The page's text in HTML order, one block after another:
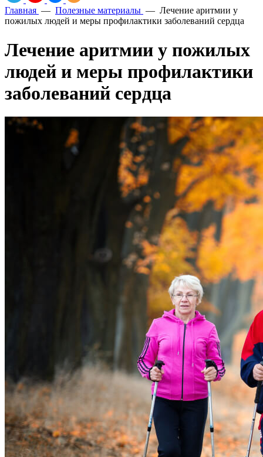
Главная — Полезные материалы — Лечение аритмии у
пожилых людей и меры профилактики заболеваний сердца
Лечение аритмии у пожилых
людей и меры профилактики
заболеваний сердца